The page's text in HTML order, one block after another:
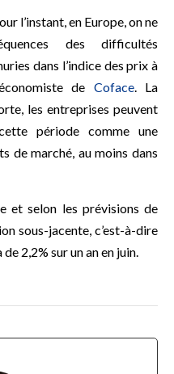
l’instant, en Europe, on ne
des difficultés
dans l’indice des prix à
de Coface. La
les entreprises peuvent
période comme une
de marché, au moins dans
et selon les prévisions de
sous-jacente, c’est-à-dire
2,2% sur un an en juin.